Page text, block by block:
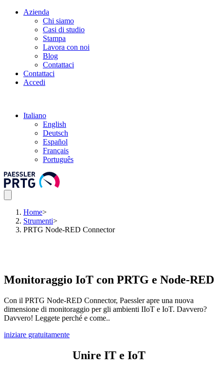
Azienda
Chi siamo
Casi di studio
Stampa
Lavora con noi
Blog
Contattaci
Contattaci
Accedi
Italiano
English
Deutsch
Español
Français
Português
Home>
Strumenti>
PRTG Node-RED Connector
Monitoraggio IoT con PRTG e Node-RED
Con il PRTG Node-RED Connector, Paessler apre una nuova
dimensione di monitoraggio per gli ambienti IIoT e IoT. Davvero?
Davvero! Leggete perché e come..
iniziare gratuitamente
Unire IT e IoT